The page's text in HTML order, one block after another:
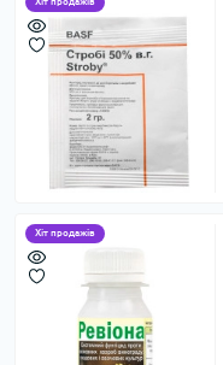
Хіт продажів